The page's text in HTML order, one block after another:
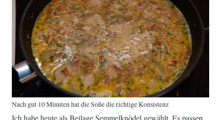
Nach gut 10 Minuten hat die Soße die richtige Konsistenz